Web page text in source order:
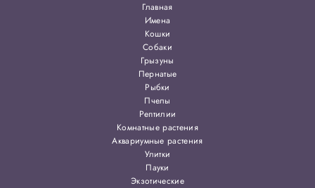
Главная
Имена
Кошки
Собаки
Грызуны
Пернатые
Рыбки
Пчелы
Рептилии
Комнатные растения
Аквариумные растения
Улитки
Пауки
Экзотические